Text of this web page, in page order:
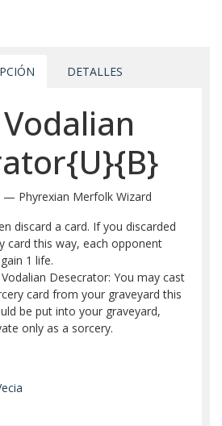
DETALLES
— Phyrexian Merfolk Wizard
discard a card. If you discarded
card this way, each opponent
1 life.
Desecrator: You may cast
card from your graveyard this
be put into your graveyard,
only as a sorcery.